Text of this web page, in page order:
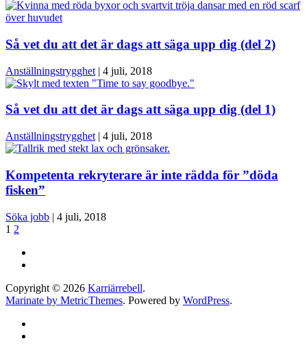
Så vet du att det är dags att säga upp dig (del 2)
Anställningstrygghet | 4 juli, 2018
Så vet du att det är dags att säga upp dig (del 1)
Anställningstrygghet | 4 juli, 2018
Kompetenta rekryterare är inte rädda för ”döda
fisken”
Söka jobb | 4 juli, 2018
1 2
Copyright © 2026 Karriärrebell.
Marinate by MetricThemes. Powered by WordPress.